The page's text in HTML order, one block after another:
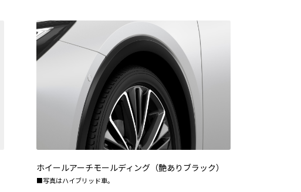
ホイールアーチモールディング（艶ありブラック）
■写真はハイブリッド車。